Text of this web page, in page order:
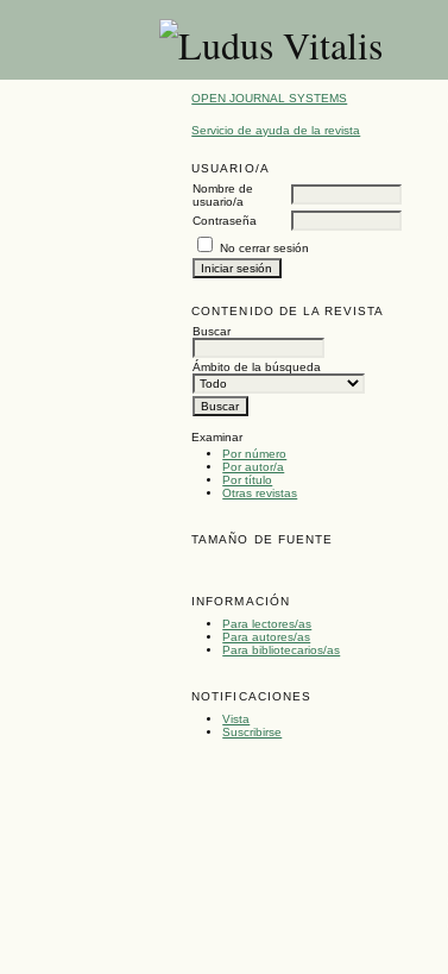
OPEN JOURNAL SYSTEMS
Servicio de ayuda de la revista
USUARIO/A
Nombre de
usuario/a
Contraseña
No cerrar sesión
CONTENIDO DE LA REVISTA
Buscar
Ámbito de la búsqueda
Examinar
Por número
Por autor/a
Por título
Otras revistas
TAMAÑO DE FUENTE
INFORMACIÓN
Para lectores/as
Para autores/as
Para bibliotecarios/as
NOTIFICACIONES
Vista
Suscribirse